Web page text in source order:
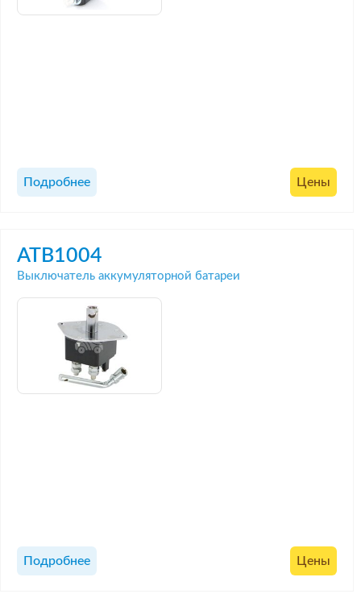
Подробнее Цены
ATB1004
Выключатель аккумуляторной батареи
Подробнее Цены